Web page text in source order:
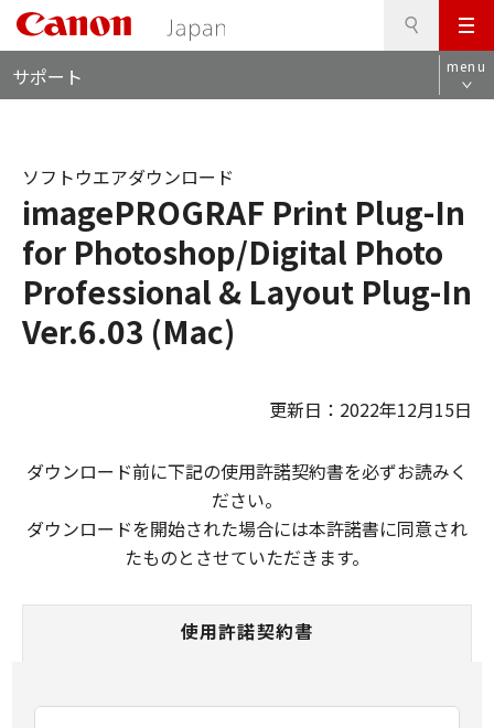
メ
ニ
ュ
サポート menu
imagePROGRAF Print Plug-In
for Photoshop/Digital Photo
Professional & Layout Plug-In
Ver.6.03 (Mac)
ソフトウエアダウンロード
更新日：2022年12月15日
ダウンロード前に下記の使用許諾契約書を必ずお読みく
ださい。
ダウンロードを開始された場合には本許諾書に同意され
たものとさせていただきます。
使用許諾契約書